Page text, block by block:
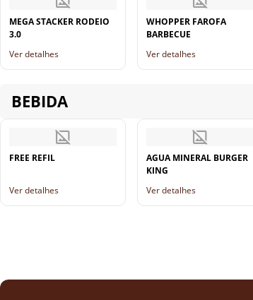
MEGA STACKER RODEIO
3.0
Ver detalhes
WHOPPER FAROFA
BARBECUE
Ver detalhes
BEBIDA
FREE REFIL
Ver detalhes
AGUA MINERAL BURGER
KING
Ver detalhes